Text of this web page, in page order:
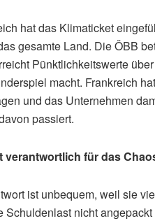
hat das Klimaticket
gesamte Land. Die ÖBB
Pünktlichkeitswerte
macht. Frankreich
und das Unternehmen
passiert.
verantwortlich für das
ist unbequem, weil sie
Schuldenlast nicht